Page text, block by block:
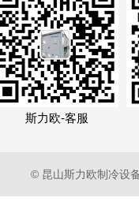
斯力欧-客服
© 昆山斯力欧制冷设